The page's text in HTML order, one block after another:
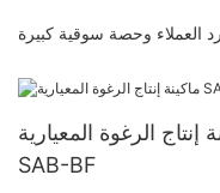
العملاء وحصة سوقية كبيرة
إنتاج الرغوة المعيارية
SAB-BF